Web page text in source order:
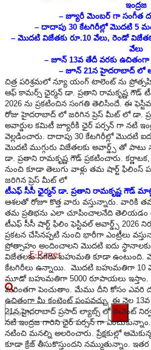
Srikalahasti
Tirupati
Chandragiri
Kuppam
Palamaneru
Satyavedu
Nagari
Puthalapattu
Tamballapalle
Punganuru
E-Paper
No Result
ఇంద్రజ
– జ్యూరీ మెంబర్ గా సంగీత
– దాదాపు 30 కేటగిరీల్లో మొదటి 5
– మొదటి విజేతకు రూ.10 వేలు, రెండో
వేలు
– జూన్ 13వ తేదీ వరకు ఉచితంగా
– జూన్ 21న హైదరాబాద్ లో
చిత్ర పరిశ్రమలో న్యూ యంగ్ టాలెంట్ ను
ఆఫ్ కామర్స్ ఛైర్మన్ డా. ప్రతాని రామకృష్ణ గౌడ్
2026 ను ప్రకటించిన సంగతి తెలిసిందే. ఈ
రోజు హైదరాబాద్ లో జరిగిన ప్రెస్ మీట్ లో డా.
అవార్డుల కమిటీ జ్యూరీకి ఛైర్ పర్సన్ గా నటి
వెల్లడించారు. దాదాపు 30 కేటగిరీల్లో మొదటి
మొదటి ముగ్గురు విజేతలకు అవార్డ్స్ తో
డా. ప్రతాని రామకృష్ణ గౌడ్ ప్రకటించారు.
నుంచి కూడా తెలుగు వాళ్లు తమ షార్ట్
జరిగిన ప్రెస్ మీట్ లో
టీఎఫ్ సీసీ ఛైర్మన్ డా. ప్రతాని రామకృష్ణ గౌడ్
ఆశలతో రోజూ కొత్త వారు వస్తున్నారు. వారికి
తమ ప్రతిభను ఎలా చూపించాలనేది తెలియడం
టీఎఫ్ సీసీ షార్ట్ ఫిలిం ఫెస్టివల్ అవార్డ్స్ 2026
ప్రకటన చేసినప్పటి నుంచి భారీగా ఎంట్రీలు
ప్రోత్సాహం అందించాలని మొదటి ఐదు స్థానాలకు
విజేతలకు నగదు బహుమతి కూడా ఉంటుంది.
కేటగిరీలు ఉన్నాయి. మొదటి బహుమతిగా 10
మూడో బహుమతిగా 5000 రూపాయలు
మరింతగా పెంచుతాం. మేము దీని కోసం ఎవరి
ఉచితంగా మీ కంటెంట్ పంపవచ్చు. ఈ నెల
21న హైదరాబాద్ ప్రసాద్ ల్యాబ్స్ లో ఈవెంట్
నటి ఇంద్రజ గారిని ఛైర్ పర్సన్ గా
నటించి మనల్ని అలరించారు. ప్రేక్షకుల్లో
కూడా క్రేజ్ తీసుకొస్తుందని నమ్ముతున్నాం.